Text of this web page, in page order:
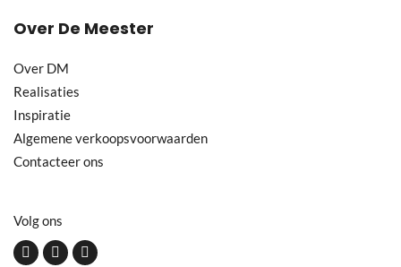
Volg ons
Over De Meester
Over DM
Realisaties
Inspiratie
Algemene verkoopsvoorwaarden
Contacteer ons